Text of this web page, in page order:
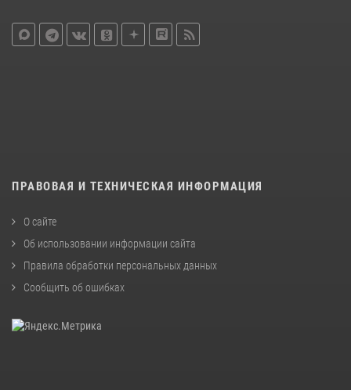
ПРАВОВАЯ И ТЕХНИЧЕСКАЯ ИНФОРМАЦИЯ
О сайте
Об использовании информации сайта
Правила обработки персональных данных
Сообщить об ошибках